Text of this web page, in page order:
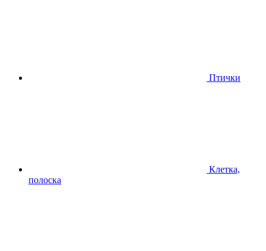
Птички
Клетка,
полоска